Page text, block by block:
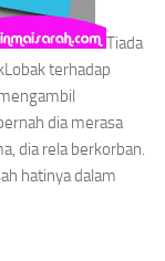
Tiada
terhadap
dia merasa
dia rela berkorban.
hatinya dalam